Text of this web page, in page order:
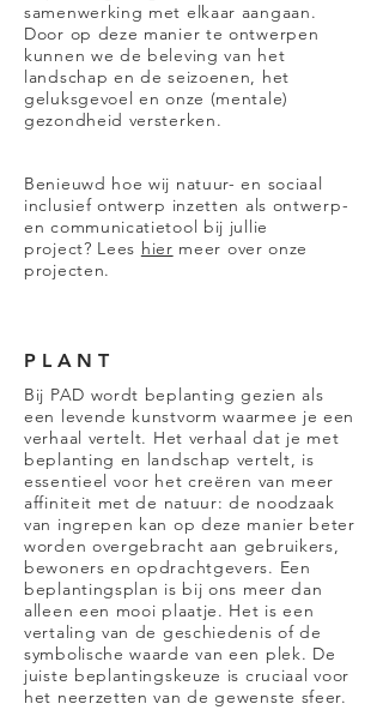
samenwerking met elkaar aangaan.
Door op deze manier te ontwerpen
kunnen we de beleving van het
landschap en de seizoenen, het
geluksgevoel en onze (mentale)
gezondheid versterken.
Benieuwd hoe wij natuur- en sociaal
inclusief ontwerp inzetten als ontwerp-
en communicatietool bij jullie
project? Lees hier meer over onze
projecten.
PLANT
Bij PAD wordt beplanting gezien als
een levende kunstvorm waarmee je een
verhaal vertelt. Het verhaal dat je met
beplanting en landschap vertelt, is
essentieel voor het creëren van meer
affiniteit met de natuur: de noodzaak
van ingrepen kan op deze manier beter
worden overgebracht aan gebruikers,
bewoners en opdrachtgevers. Een
beplantingsplan is bij ons meer dan
alleen een mooi plaatje. Het is een
vertaling van de geschiedenis of de
symbolische waarde van een plek. De
juiste beplantingskeuze is cruciaal voor
het neerzetten van de gewenste sfeer.